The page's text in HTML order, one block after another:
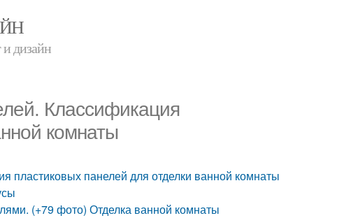
дизайн
Классификация
комнаты
пластиковых панелей для отделки ванной комнаты
(+79 фото) Отделка ванной комнаты